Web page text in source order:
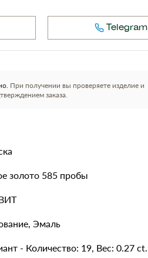
Telegram
При получении вы проверяете изделие и
заказа.
золото 585 пробы
Эмаль
- Количество: 19, Вес: 0.27 ct.